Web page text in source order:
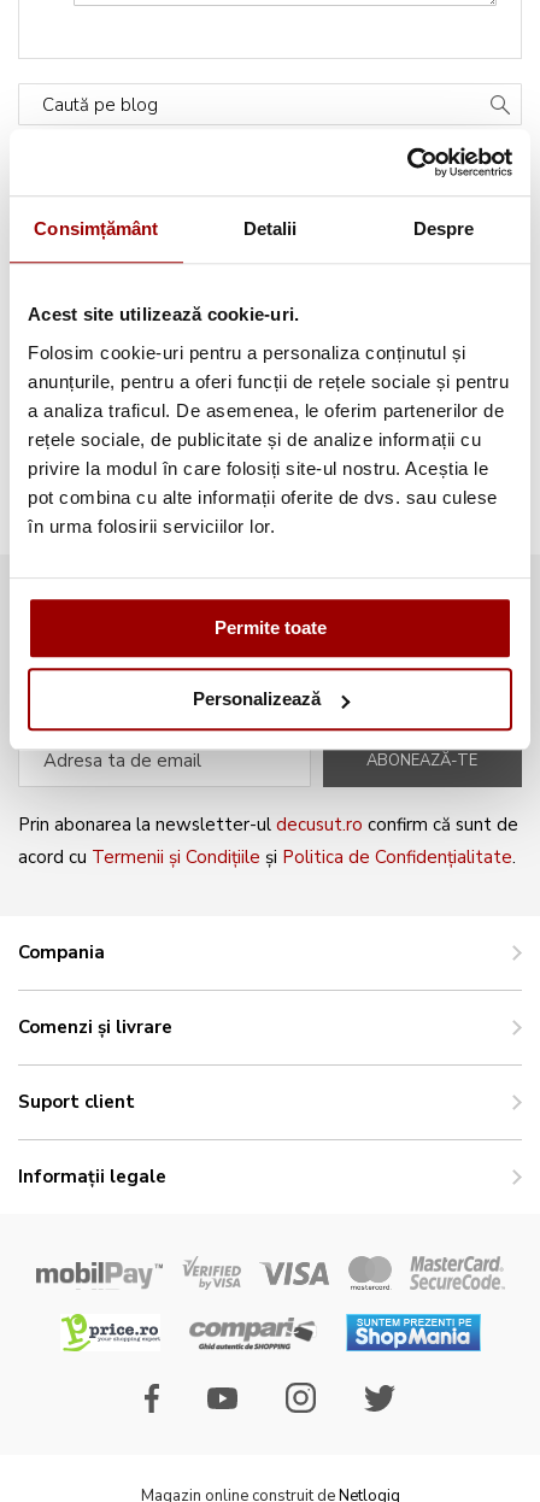
Consimțământ Detalii Despre
Acest site utilizează cookie-uri.
Folosim cookie-uri pentru a personaliza conținutul și
anunțurile, pentru a oferi funcții de rețele sociale și pentru
a analiza traficul. De asemenea, le oferim partenerilor de
rețele sociale, de publicitate și de analize informații cu
privire la modul în care folosiți site-ul nostru. Aceștia le
pot combina cu alte informații oferite de dvs. sau culese
în urma folosirii serviciilor lor.
Permite toate
Personalizează
Caută pe blog
Categorii
Testimoniale(1493)
Aplicatii textile(123)
Evenimente (66)
Broderii gratuite(103)
Abonează-te la newsletter și fii
mereu la curent cu noile produse și
oferte speciale!
ABONEAZĂ-TE
Prin abonarea la newsletter-ul decusut.ro confirm că sunt de
acord cu Termenii și Condițiile și Politica de Confidențialitate.
Compania
Comenzi și livrare
Suport client
Informații legale
Magazin online construit deNetlogiq